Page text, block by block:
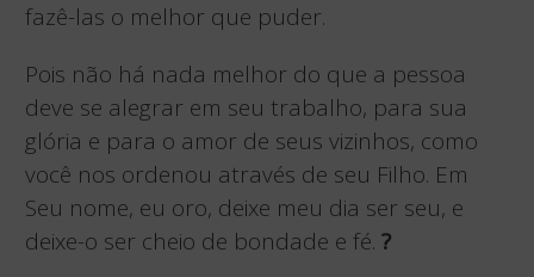
fazê-las o melhor que puder.
Pois não há nada melhor do que a pessoa
deve se alegrar em seu trabalho, para sua
glória e para o amor de seus vizinhos, como
você nos ordenou através de seu Filho. Em
Seu nome, eu oro, deixe meu dia ser seu, e
deixe-o ser cheio de bondade e fé.?